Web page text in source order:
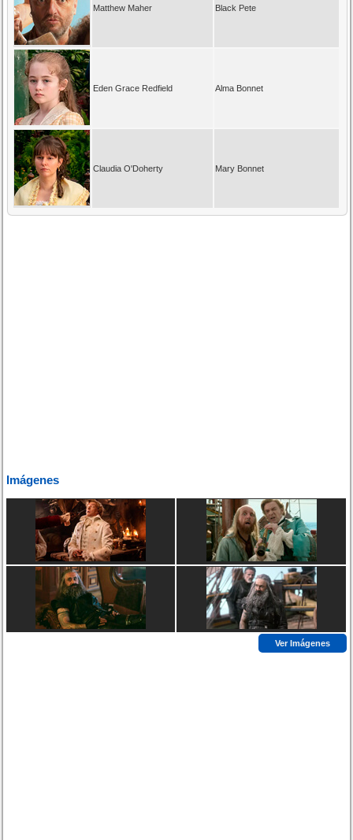
Matthew Maher Black Pete
Eden Grace Redfield Alma Bonnet
Claudia O'Doherty Mary Bonnet
Imágenes
Ver Imágenes